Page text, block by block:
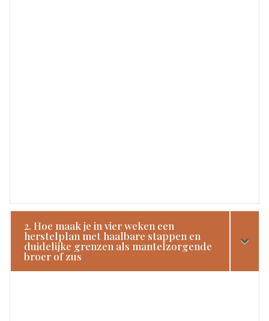
2. Hoe maak je in vier weken een
herstelplan met haalbare stappen en
duidelijke grenzen als mantelzorgende
broer of zus